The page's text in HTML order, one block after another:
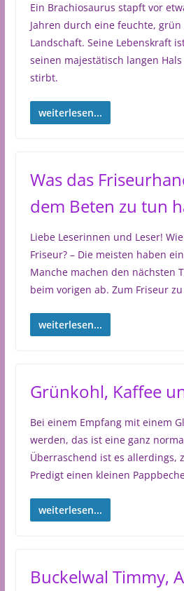
Ein Brachiosaurus stapft vor
Jahren durch eine feuchte,
Landschaft. Seine Lebenskraft
seinen majestätisch langen
stirbt.
weiterlesen...
Was das
dem Beten zu tun
Liebe Leserinnen und Leser!
Friseur? – Die meisten haben
Manche machen den nächsten
beim vorigen ab. Zum Friseur zu
weiterlesen...
Grünkohl, Kaffee
Bei einem Empfang mit einem
werden, das ist eine ganz
Überraschend ist es allerdings,
Predigt einen kleinen
weiterlesen...
Buckelwal Timmy,